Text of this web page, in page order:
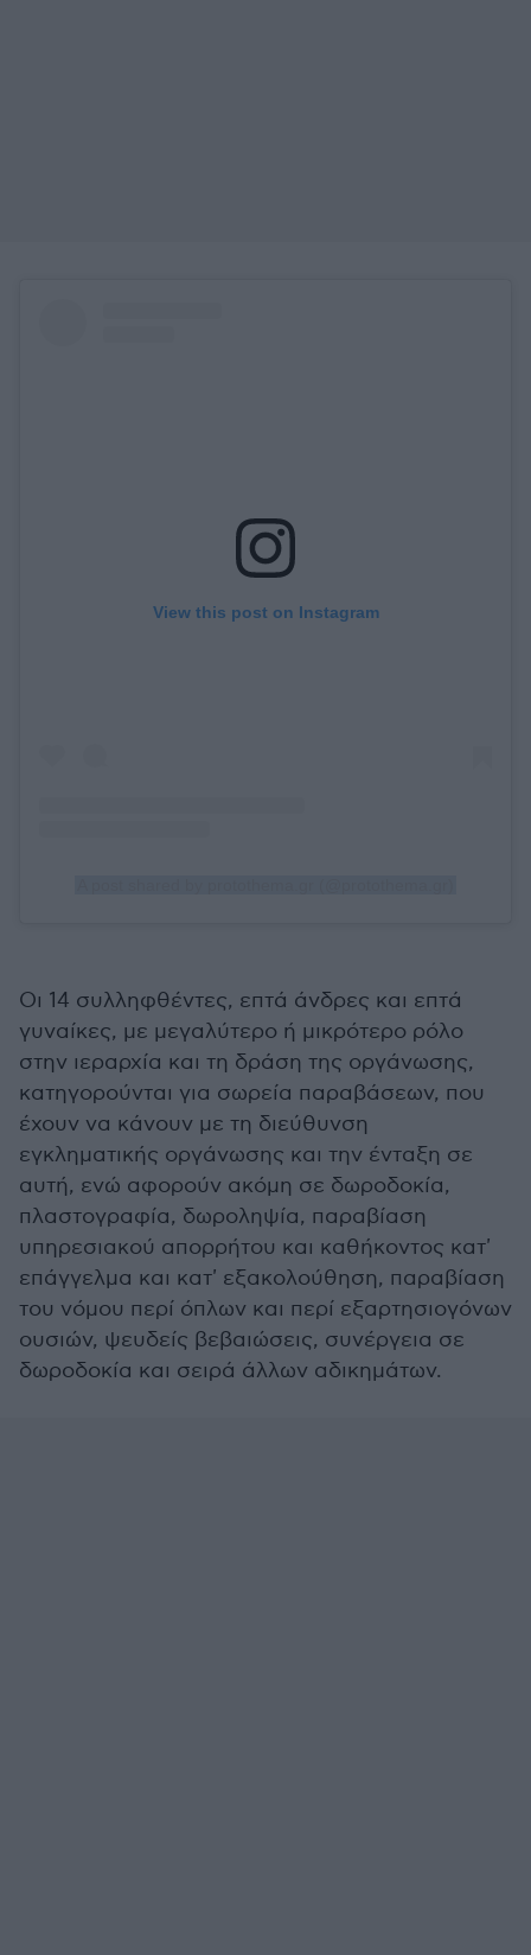
View this post on Instagram
Οι 14 συλληφθέντες, επτά άνδρες και επτά
γυναίκες, με μεγαλύτερο ή μικρότερο ρόλο
στην ιεραρχία και τη δράση της οργάνωσης,
κατηγορούνται για σωρεία παραβάσεων, που
έχουν να κάνουν με τη διεύθυνση
εγκληματικής οργάνωσης και την ένταξη σε
αυτή, ενώ αφορούν ακόμη σε δωροδοκία,
πλαστογραφία, δωροληψία, παραβίαση
υπηρεσιακού απορρήτου και καθήκοντος κατ'
επάγγελμα και κατ' εξακολούθηση, παραβίαση
του νόμου περί όπλων και περί εξαρτησιογόνων
ουσιών, ψευδείς βεβαιώσεις, συνέργεια σε
δωροδοκία και σειρά άλλων αδικημάτων.